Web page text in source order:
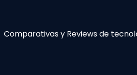
Comparativas y Reviews de